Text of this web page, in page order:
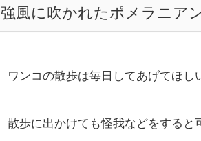
強風に吹かれたポメラニア
ワンコの散歩は毎日してあげてほし
散歩に出かけても怪我などをすると